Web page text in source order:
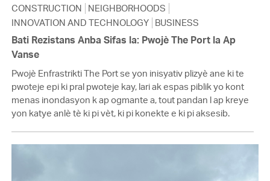
CONSTRUCTION
NEIGHBORHOODS
INNOVATION AND TECHNOLOGY BUSINESS
Bati Rezistans Anba Sifas la: Pwojè The Port la Ap
Vanse
Pwojè Enfrastrikti The Port se yon inisyativ plizyè ane ki te
pwoteje epi ki pral pwoteje kay, lari ak espas piblik yo kont
menas inondasyon k ap ogmante a, tout pandan l ap kreye
yon katye anlè tè ki pi vèt, ki pi konekte e ki pi aksesib.